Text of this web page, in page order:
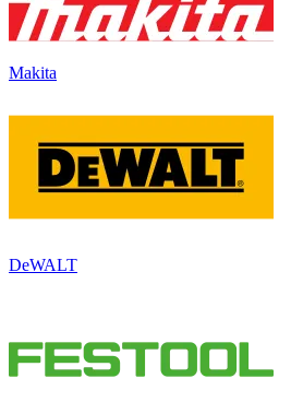
Makita
DeWALT